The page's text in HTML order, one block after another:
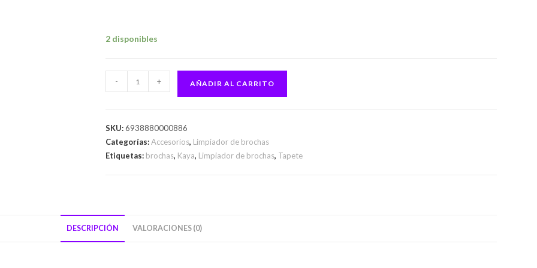
2 disponibles
- + AÑADIR AL CARRITO
SKU:6938880000886
Categorías:Accesorios, Limpiador de brochas
Etiquetas: brochas, Kaya, Limpiador de brochas, Tapete
DESCRIPCIÓN VALORACIONES (0)